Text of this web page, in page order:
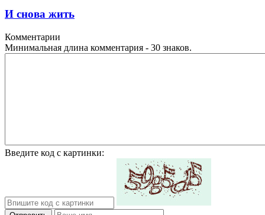
И снова жить
Комментарии
Минимальная длина комментария - 30 знаков.
Введите код с картинки: